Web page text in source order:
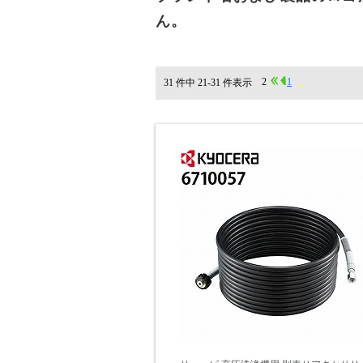
ん。
31 件中 21-31 件表示 2 1